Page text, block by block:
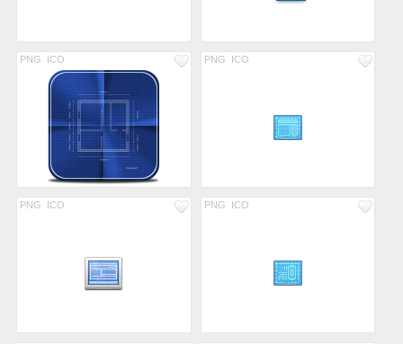
PNG ICO PNG ICO
PNG ICO PNG ICO